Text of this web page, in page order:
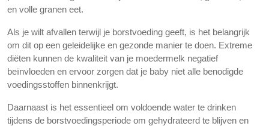
en volle granen eet.
Als je wilt afvallen terwijl je borstvoeding geeft, is het belangrijk
om dit op een geleidelijke en gezonde manier te doen. Extreme
diëten kunnen de kwaliteit van je moedermelk negatief
beïnvloeden en ervoor zorgen dat je baby niet alle benodigde
voedingsstoffen binnenkrijgt.
Daarnaast is het essentieel om voldoende water te drinken
tijdens de borstvoedingsperiode om gehydrateerd te blijven en